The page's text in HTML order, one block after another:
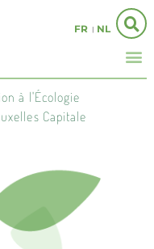
FR NL
à l'Écologie
Capitale